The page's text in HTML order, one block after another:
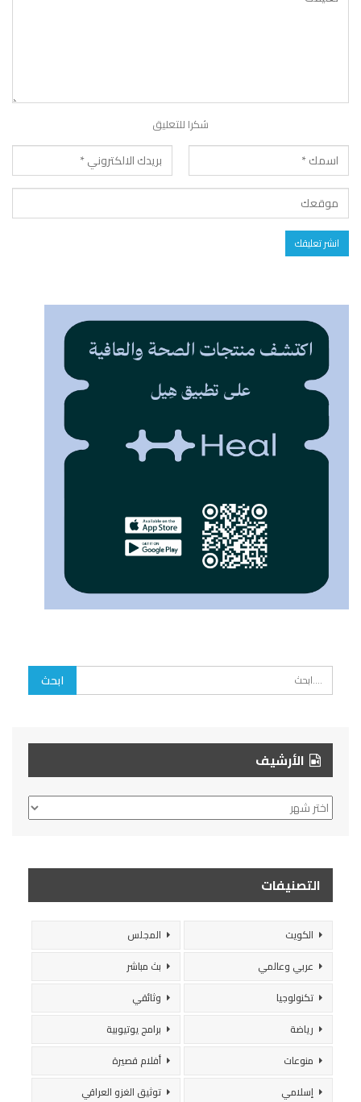
شكرا للتعليق
الأرشيف
الأرشيف
التصنيفات
الكويت
المجلس
عربي وعالمي
بث مباشر
تكنولوجيا
وثائقي
رياضة
برامج يوتيوبية
منوعات
أفلام قصيرة
إسلامي
توثيق الغزو العراقي